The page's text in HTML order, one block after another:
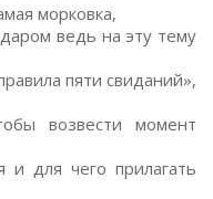
морковка,
ведь на эту тему
пяти свиданий»,
возвести момент
и для чего прилагать